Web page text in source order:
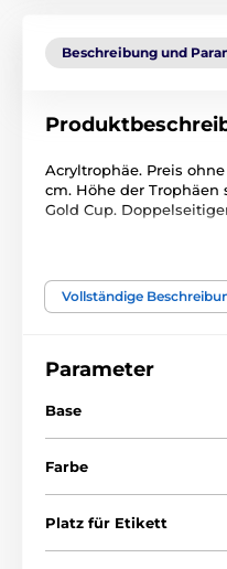
Beschreibung und
Acryltrophäe. Preis
cm. Höhe der
Gold Cup.
Schwimmsport
Vollständige
Parameter
Base
Farbe
Platz für Etikett